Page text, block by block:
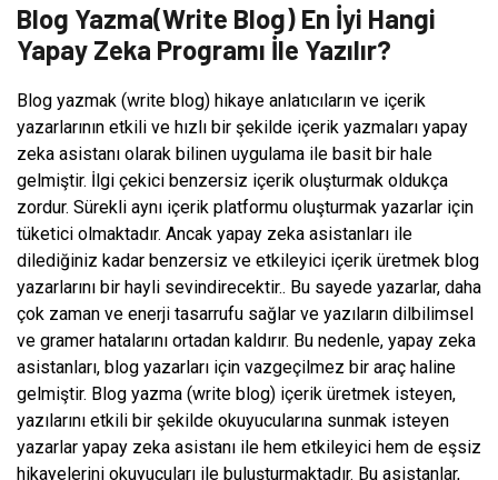
Blog Yazma(Write Blog) En İyi Hangi
Yapay Zeka Programı İle Yazılır?
Blog yazmak (write blog) hikaye anlatıcıların ve içerik
yazarlarının etkili ve hızlı bir şekilde içerik yazmaları yapay
zeka asistanı olarak bilinen uygulama ile basit bir hale
gelmiştir. İlgi çekici benzersiz içerik oluşturmak oldukça
zordur. Sürekli aynı içerik platformu oluşturmak yazarlar için
tüketici olmaktadır. Ancak yapay zeka asistanları ile
dilediğiniz kadar benzersiz ve etkileyici içerik üretmek blog
yazarlarını bir hayli sevindirecektir.. Bu sayede yazarlar, daha
çok zaman ve enerji tasarrufu sağlar ve yazıların dilbilimsel
ve gramer hatalarını ortadan kaldırır. Bu nedenle, yapay zeka
asistanları, blog yazarları için vazgeçilmez bir araç haline
gelmiştir. Blog yazma (write blog) içerik üretmek isteyen,
yazılarını etkili bir şekilde okuyucularına sunmak isteyen
yazarlar yapay zeka asistanı ile hem etkileyici hem de eşsiz
hikayelerini okuyucuları ile buluşturmaktadır. Bu asistanlar,